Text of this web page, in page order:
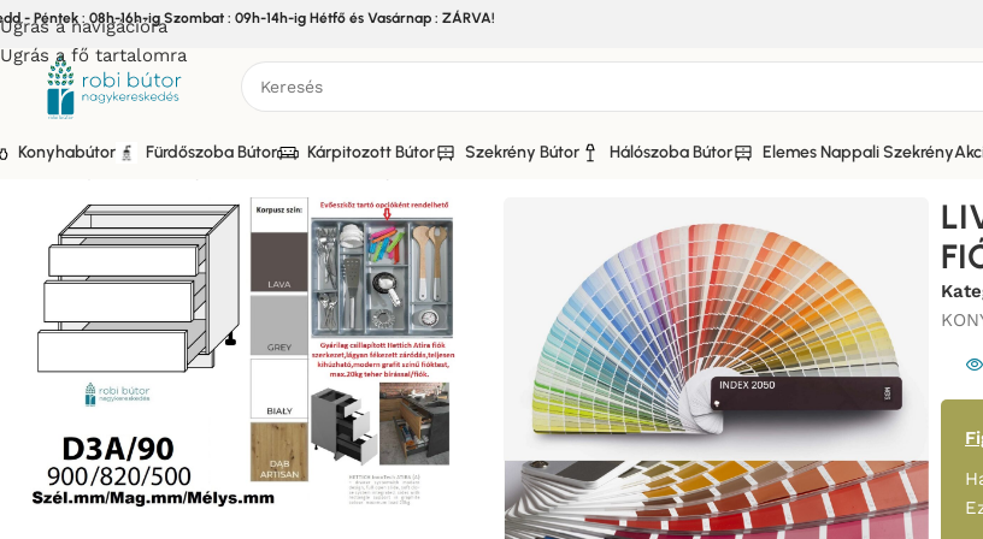
Ugrás a navigációra
Ugrás a fő tartalomra
- Péntek : 08h-16h-ig Szombat : 09h-14h-ig Hétfő és Vasárnap : ZÁRVA!
Konyhabútor Fürdőszoba Bútor Kárpitozott Bútor Szekrény Bútor Hálószoba Bútor Elemes Nappali Szekrény
Kezdőlap Elemes Konyhabútor LIVORNO KONYHABÚTOR MATT FRONTOS / LIVORNO